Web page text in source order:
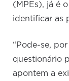
(MPEs), já é
identificar as
“Pode-se,
questionário
apontem a